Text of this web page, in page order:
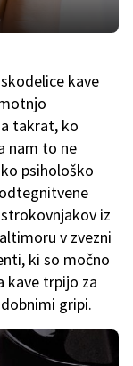
kave
takrat, ko
nam to ne
psihološko
iz
v zvezni
ki so močno
kave trpijo za
gripi.